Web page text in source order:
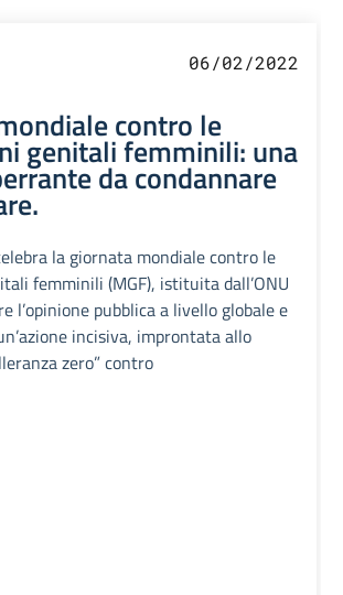
06/02/2022
contro le
genitali femminili: una
da condannare
la giornata mondiale contro le
femminili (MGF), istituita dall’ONU
l’opinione pubblica a livello globale e
incisiva, improntata allo
zero” contro